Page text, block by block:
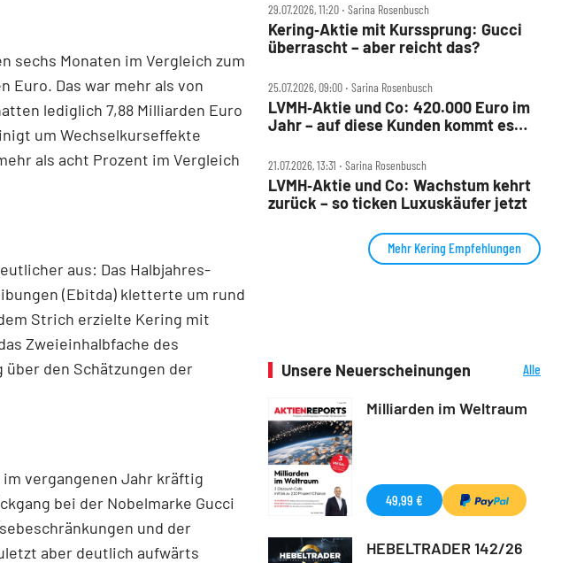
sechs Monaten im Vergleich zum
Euro. Das war mehr als von
lediglich 7,88 Milliarden Euro
um Wechselkurseffekte
als acht Prozent im Vergleich
aus: Das Halbjahres-
(Ebitda) kletterte um rund
Strich erzielte Kering mit
Zweieinhalbfache des
den Schätzungen der
vergangenen Jahr kräftig
bei der Nobelmarke Gucci
und der
aber deutlich aufwärts
29.07.2026, 11:20 ‧ Sarina Rosenbusch
Kering‑Aktie mit Kurssprung: Gucci
überrascht – aber reicht das?
25.07.2026, 09:00 ‧ Sarina Rosenbusch
LVMH‑Aktie und Co: 420.000 Euro im
Jahr – auf diese Kunden kommt es
21.07.2026, 13:31 ‧ Sarina Rosenbusch
LVMH‑Aktie und Co: Wachstum kehrt
zurück – so ticken Luxuskäufer jetzt
Mehr Kering Empfehlungen
Unsere Neuerscheinungen
Alle
Milliarden im Weltraum
49,99 €
HEBELTRADER 142/26